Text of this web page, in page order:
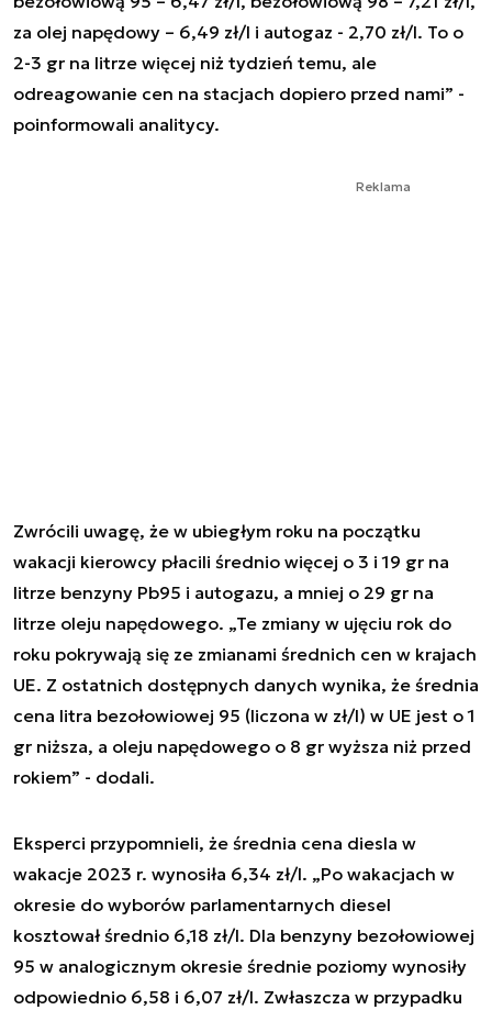
za olej napędowy – 6,49 zł/l i autogaz - 2,70 zł/l. To o
2-3 gr na litrze więcej niż tydzień temu, ale
odreagowanie cen na stacjach dopiero przed nami” -
poinformowali analitycy.
Reklama
Zwrócili uwagę, że w ubiegłym roku na początku
wakacji kierowcy płacili średnio więcej o 3 i 19 gr na
litrze benzyny Pb95 i autogazu, a mniej o 29 gr na
litrze oleju napędowego. „Te zmiany w ujęciu rok do
roku pokrywają się ze zmianami średnich cen w krajach
UE. Z ostatnich dostępnych danych wynika, że średnia
cena litra bezołowiowej 95 (liczona w zł/l) w UE jest o 1
gr niższa, a oleju napędowego o 8 gr wyższa niż przed
rokiem” - dodali.
Eksperci przypomnieli, że średnia cena diesla w
wakacje 2023 r. wynosiła 6,34 zł/l. „Po wakacjach w
okresie do wyborów parlamentarnych diesel
kosztował średnio 6,18 zł/l. Dla benzyny bezołowiowej
95 w analogicznym okresie średnie poziomy wynosiły
odpowiednio 6,58 i 6,07 zł/l. Zwłaszcza w przypadku